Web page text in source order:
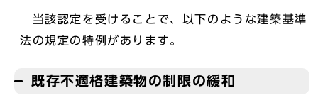
当該認定を受けることで、以下のような建築基準
法の規定の特例があります。
既存不適格建築物の制限の緩和